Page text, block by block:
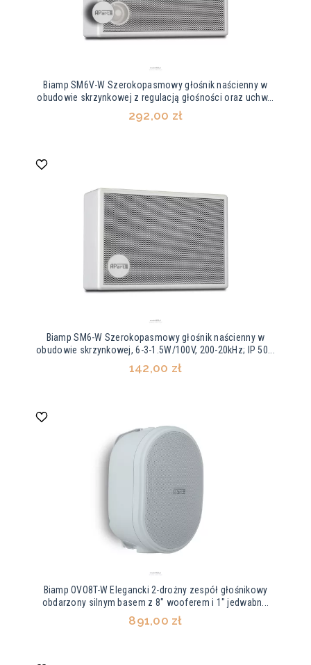
Biamp SM6V-W Szerokopasmowy głośnik naścienny w
obudowie skrzynkowej z regulacją głośności oraz uchw...
292,00 zł
Biamp SM6-W Szerokopasmowy głośnik naścienny w
obudowie skrzynkowej, 6-3-1.5W/100V, 200-20kHz; IP 50...
142,00 zł
Biamp OVO8T-W Elegancki 2-drożny zespół głośnikowy
obdarzony silnym basem z 8" wooferem i 1" jedwabn...
891,00 zł